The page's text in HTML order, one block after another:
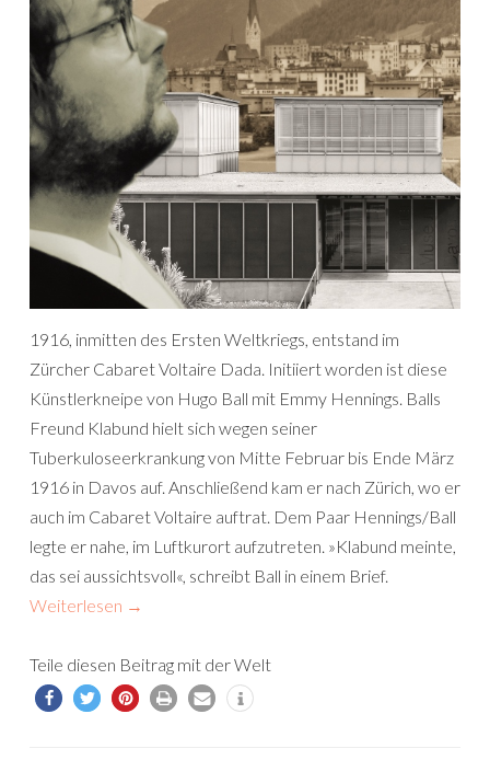
1916, inmitten des Ersten Weltkriegs, entstand im
Zürcher Cabaret Voltaire Dada. Initiiert worden ist diese
Künstlerkneipe von Hugo Ball mit Emmy Hennings. Balls
Freund Klabund hielt sich wegen seiner
Tuberkuloseerkrankung von Mitte Februar bis Ende März
1916 in Davos auf. Anschließend kam er nach Zürich, wo er
auch im Cabaret Voltaire auftrat. Dem Paar Hennings/Ball
legte er nahe, im Luftkurort aufzutreten. »Klabund meinte,
das sei aussichtsvoll«, schreibt Ball in einem Brief.
Weiterlesen →
Teile diesen Beitrag mit der Welt